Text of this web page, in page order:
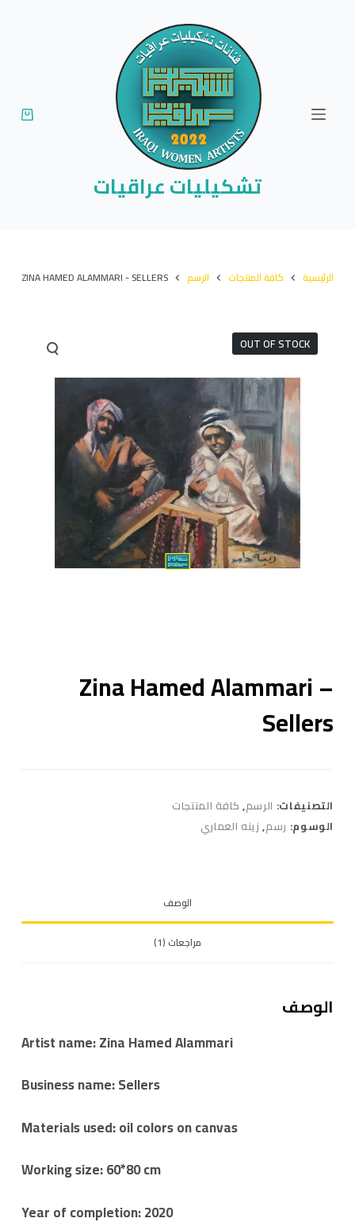
تشكيليات عراقيات
الرئيسية كافة المنتجات الرسم ZINA HAMED ALAMMARI - SELLERS
OUT OF STOCK
Zina Hamed Alammari –
Sellers
التصنيفات: الرسم, كافة المنتجات
الوسوم: رسم, زينه العماري
الوصف
مراجعات (1)
الوصف
Artist name: Zina Hamed Alammari
Business name: Sellers
Materials used: oil colors on canvas
Working size: 60*80 cm
Year of completion: 2020